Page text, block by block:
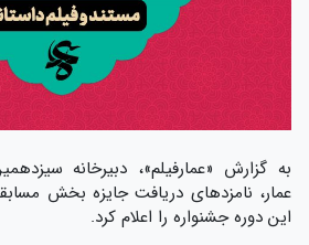
به گزارش «عمارفیلم»، دبیرخانه
عمار، نامزدهای دریافت جایزه بخش
این دوره جشنواره را اعلام کرد.